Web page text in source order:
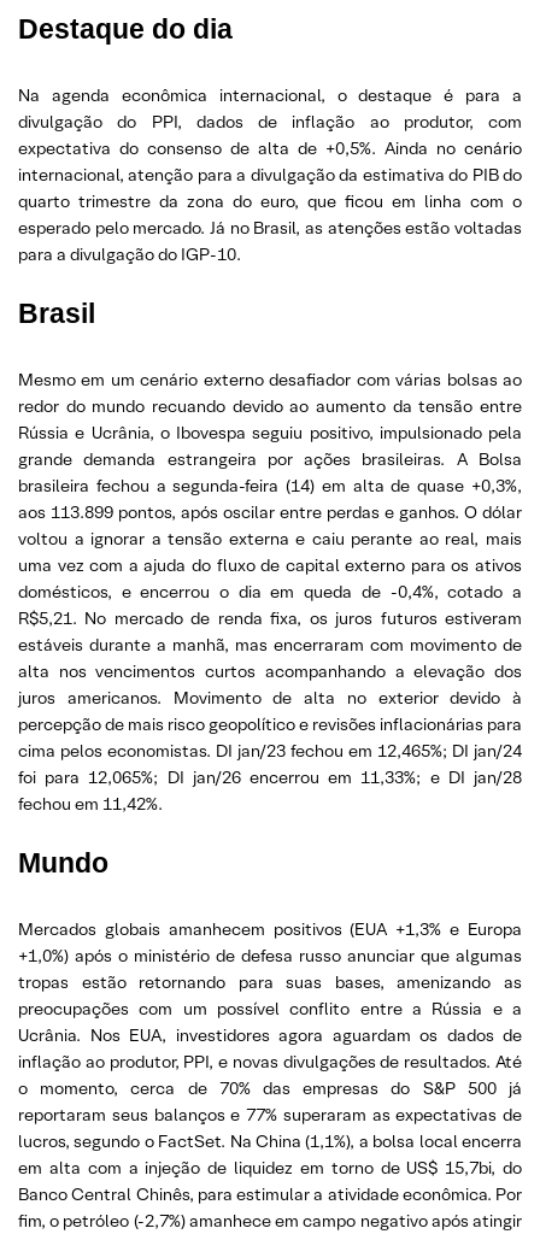
Destaque do dia
Na agenda econômica internacional, o destaque é para a
divulgação do PPI, dados de inflação ao produtor, com
expectativa do consenso de alta de +0,5%. Ainda no cenário
internacional, atenção para a divulgação da estimativa do PIB do
quarto trimestre da zona do euro, que ficou em linha com o
esperado pelo mercado. Já no Brasil, as atenções estão voltadas
para a divulgação do IGP-10.
Brasil
Mesmo em um cenário externo desafiador com várias bolsas ao
redor do mundo recuando devido ao aumento da tensão entre
Rússia e Ucrânia, o Ibovespa seguiu positivo, impulsionado pela
grande demanda estrangeira por ações brasileiras. A Bolsa
brasileira fechou a segunda-feira (14) em alta de quase +0,3%,
aos 113.899 pontos, após oscilar entre perdas e ganhos. O dólar
voltou a ignorar a tensão externa e caiu perante ao real, mais
uma vez com a ajuda do fluxo de capital externo para os ativos
domésticos, e encerrou o dia em queda de -0,4%, cotado a
R$5,21. No mercado de renda fixa, os juros futuros estiveram
estáveis durante a manhã, mas encerraram com movimento de
alta nos vencimentos curtos acompanhando a elevação dos
juros americanos. Movimento de alta no exterior devido à
percepção de mais risco geopolítico e revisões inflacionárias para
cima pelos economistas. DI jan/23 fechou em 12,465%; DI jan/24
foi para 12,065%; DI jan/26 encerrou em 11,33%; e DI jan/28
fechou em 11,42%.
Mundo
Mercados globais amanhecem positivos (EUA +1,3% e Europa
+1,0%) após o ministério de defesa russo anunciar que algumas
tropas estão retornando para suas bases, amenizando as
preocupações com um possível conflito entre a Rússia e a
Ucrânia. Nos EUA, investidores agora aguardam os dados de
inflação ao produtor, PPI, e novas divulgações de resultados. Até
o momento, cerca de 70% das empresas do S&P 500 já
reportaram seus balanços e 77% superaram as expectativas de
lucros, segundo o FactSet. Na China (1,1%), a bolsa local encerra
em alta com a injeção de liquidez em torno de US$ 15,7bi, do
Banco Central Chinês, para estimular a atividade econômica. Por
fim, o petróleo (-2,7%) amanhece em campo negativo após atingir